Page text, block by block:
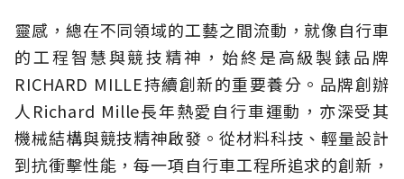
靈感，總在不同領域的工藝之間流動，就像自行車
的工程智慧與競技精神，始終是高級製錶品牌
RICHARD MILLE持續創新的重要養分。品牌創辦
人Richard Mille長年熱愛自行車運動，亦深受其
機械結構與競技精神啟發。從材料科技、輕量設計
到抗衝擊性能，每一項自行車工程所追求的創新，